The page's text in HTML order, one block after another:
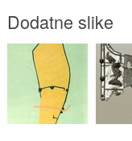
Dodatne slike